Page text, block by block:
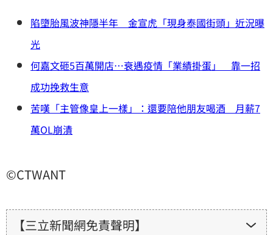
陷墮胎風波神隱半年 金宣虎「現身泰國街頭」近況曝
光
何嘉文砸5百萬開店…衰遇疫情「業績掛蛋」 靠一招
成功挽救生意
苦嘆「主管像皇上一樣」：還要陪他朋友喝酒 月薪7
萬OL崩潰
©CTWANT
【三立新聞網免責聲明】